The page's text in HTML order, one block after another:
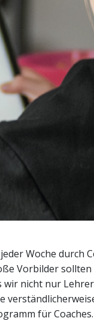
Woche durch
Vorbilder sollten
nicht nur
für Coaches.